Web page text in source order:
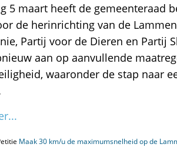
5 maart heeft de gemeenteraad
de herinrichting van de
Partij voor de Dieren en Partij
aan op aanvullende
waaronder de stap naar
Maak 30 km/u de maximumsnelheid op de